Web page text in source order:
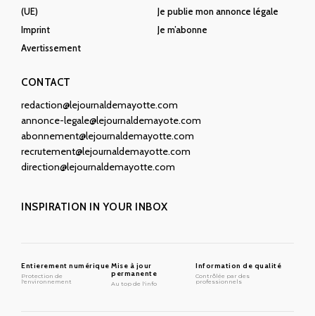
(UE)
Imprint
Avertissement
Je publie mon annonce légale
Je m’abonne
CONTACT
redaction@lejournaldemayotte.com
annonce-legale@lejournaldemayote.com
abonnement@lejournaldemayotte.com
recrutement@lejournaldemayotte.com
direction@lejournaldemayotte.com
INSPIRATION IN YOUR INBOX
Entierement numérique
Protection de
l'environnement
Mise à jour
permanente
Au top de l'info
Information de qualité
Contrôlée par des
professionnels